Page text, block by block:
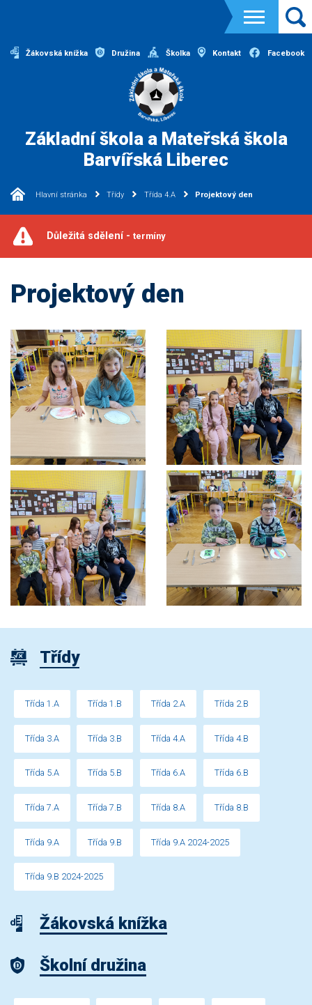
Žákovská knížka Družina Školka Kontakt Facebook
Základní škola a Mateřská škola
Barvířská Liberec
Hlavní stránka Třídy Třída 4.A Projektový den
Důležitá sdělení - termíny
Projektový den
Třídy
Třída 1.A Třída 1.B Třída 2.A Třída 2.B
Třída 3.A Třída 3.B Třída 4.A Třída 4.B
Třída 5.A Třída 5.B Třída 6.A Třída 6.B
Třída 7.A Třída 7.B Třída 8.A Třída 8.B
Třída 9.A Třída 9.B Třída 9.A 2024-2025
Třída 9.B 2024-2025
Žákovská knížka
Školní družina